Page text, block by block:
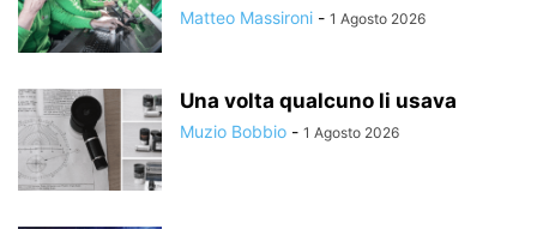
Matteo Massironi - 1 Agosto 2026
Una volta qualcuno li usava
Muzio Bobbio - 1 Agosto 2026